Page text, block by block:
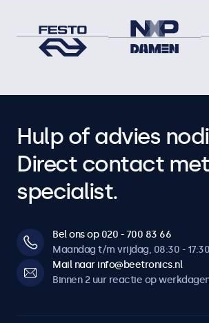
Hulp of advies
Direct contact
specialist.
Bel ons op 020 - 700 83 66
Maandag t/m vrijdag, 08:30 - 17:30
Mail naar info@beetronics.nl
Binnen 2 uur reactie op